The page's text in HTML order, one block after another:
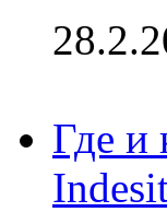
Где и